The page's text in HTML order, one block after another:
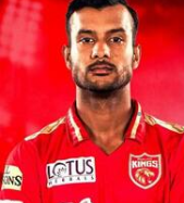
पंजाब की
टीमों की
अंकित पसबोला Apr
क्या है खबर?